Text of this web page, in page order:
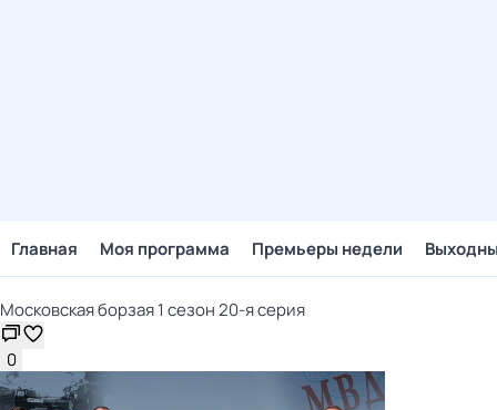
Главная Моя программа Премьеры недели
Московская борзая 1 сезон 20-я серия
0